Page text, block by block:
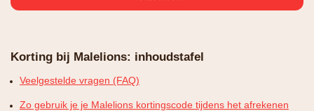
Korting bij Malelions: inhoudstafel
Veelgestelde vragen (FAQ)
Zo gebruik je je Malelions kortingscode tijdens het afrekenen